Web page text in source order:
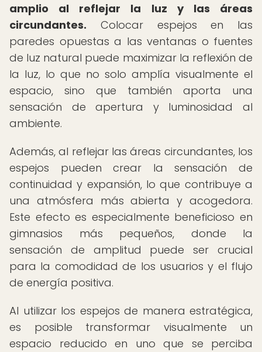
amplio al reflejar la luz y las áreas
circundantes. Colocar espejos en las
paredes opuestas a las ventanas o fuentes
de luz natural puede maximizar la reflexión de
la luz, lo que no solo amplía visualmente el
espacio, sino que también aporta una
sensación de apertura y luminosidad al
ambiente.
Además, al reflejar las áreas circundantes, los
espejos pueden crear la sensación de
continuidad y expansión, lo que contribuye a
una atmósfera más abierta y acogedora.
Este efecto es especialmente beneficioso en
gimnasios más pequeños, donde la
sensación de amplitud puede ser crucial
para la comodidad de los usuarios y el flujo
de energía positiva.
Al utilizar los espejos de manera estratégica,
es posible transformar visualmente un
espacio reducido en uno que se perciba